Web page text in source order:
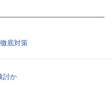
底対策
討か